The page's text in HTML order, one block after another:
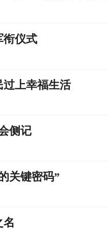
衔仪式
上幸福生活
侧记
关键密码”
名